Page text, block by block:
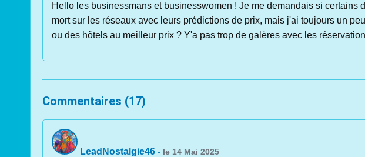
Hello les businessmans et businesswomen ! Je me demandais si
mort sur les réseaux avec leurs prédictions de prix, mais j'ai toujours un
ou des hôtels au meilleur prix ? Y'a pas trop de galères avec les
Commentaires (17)
LeadNostalgie46 - le 14 Mai 2025